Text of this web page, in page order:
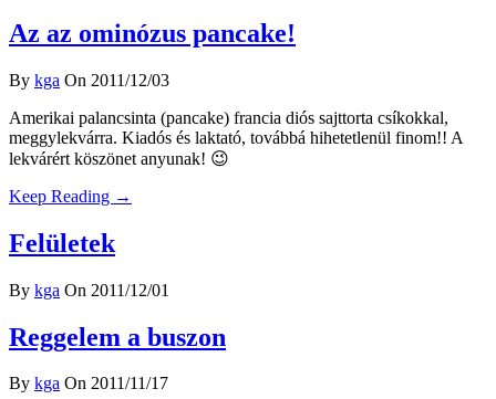
Az az ominózus pancake!
By kga On 2011/12/03
Amerikai palancsinta (pancake) francia diós sajttorta csíkokkal,
meggylekvárra. Kiadós és laktató, továbbá hihetetlenül finom!! A
lekvárért köszönet anyunak! 😉
Keep Reading →
Felületek
By kga On 2011/12/01
Reggelem a buszon
By kga On 2011/11/17